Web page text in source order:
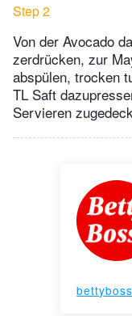
Step 2
Von der Avocado
zerdrücken, zur
abspülen, trocken
TL Saft
Servieren